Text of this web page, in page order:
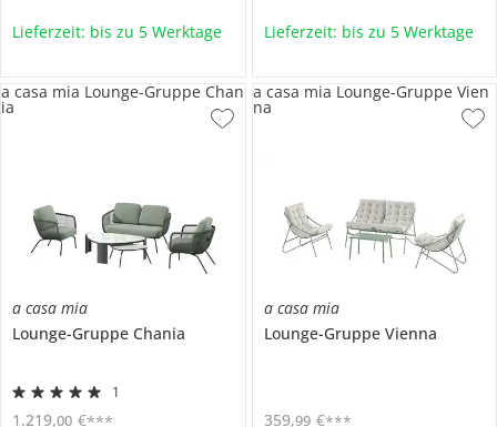
Lieferzeit: bis zu 5 Werktage Lieferzeit: bis zu 5 Werktage
a casa mia
Lounge-Gruppe Chania
1
1.219,00 €***
a casa mia Lounge-Gruppe Chan
ia
a casa mia
Lounge-Gruppe Vienna
359,99 €***
a casa mia Lounge-Gruppe Vien
na